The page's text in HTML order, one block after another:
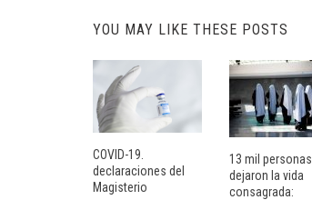
YOU MAY LIKE THESE POSTS
COVID-19.
declaraciones del
Magisterio
13 mil personas
dejaron la vida
consagrada: